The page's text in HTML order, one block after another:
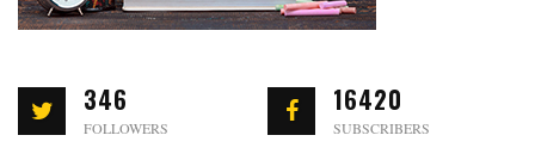
346
FOLLOWERS
16420
SUBSCRIBERS